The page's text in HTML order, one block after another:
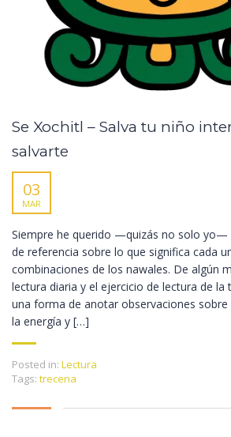
Se Xochitl – Salva tu niño
salvarte
03
MAR
Siempre he querido —quizás no solo yo—
de referencia sobre lo que significa cada
combinaciones de los nawales. De algún
lectura diaria y el ejercicio de lectura de la
una forma de anotar observaciones
la energía y […]
Posted in: Lectura
Tags: trecena